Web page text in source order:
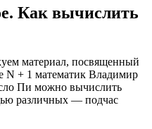
Как вычислить
материал, посвященный
N + 1 математик Владимир
Пи можно вычислить
различных — подчас